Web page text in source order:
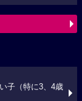
子（特に3、4歳